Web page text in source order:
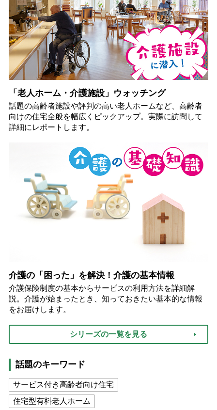
「老人ホーム・介護施設」ウォッチング
話題の高齢者施設や評判の高い老人ホームなど、高齢者
向けの住宅全般を幅広くピックアップ。実際に訪問して
詳細にレポートします。
介護の「困った」を解決！介護の基本情報
介護保険制度の基本からサービスの利用方法を詳細解
説。介護が始まったとき、知っておきたい基本的な情報
をお届けします。
シリーズの一覧を見る
話題のキーワード
サービス付き高齢者向け住宅
住宅型有料老人ホーム